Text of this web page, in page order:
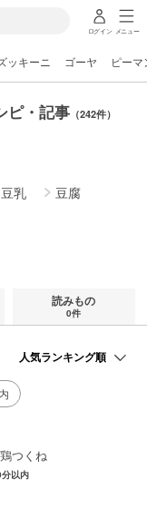
ログイン メニュー
ッキーニ ゴーヤ ピーマ
ピ・記事（242件）
豆乳
豆腐
読みもの
0件
つくね
以内